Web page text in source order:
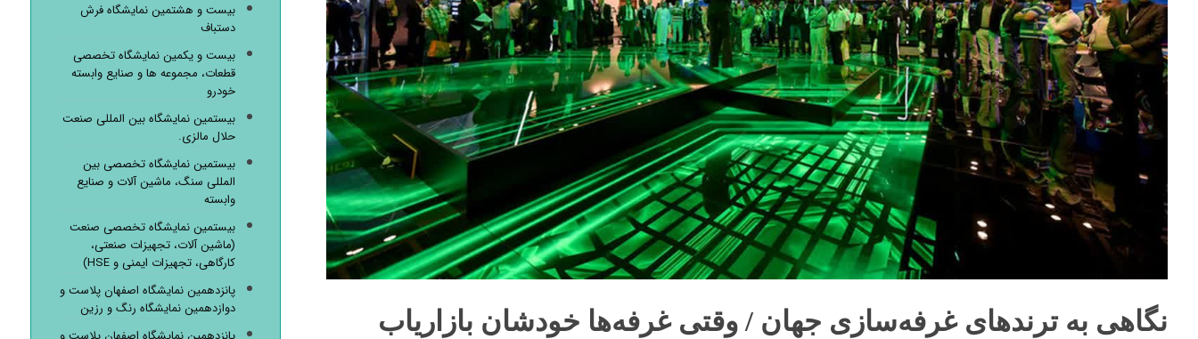
نگاهی به ترندهای غرفه‌سازی جهان / وقتی غرفه‌ها خودشان بازاریاب
بیست و هشتمین نمایشگاه فرش
دستباف
بیست و یکمین نمایشگاه تخصصی
قطعات، مجموعه ها و صنایع وابسته
خودرو
بیستمین نمایشگاه بین المللی صنعت
حلال مالزی.
بیستمین نمایشگاه تخصصی بین
المللی سنگ، ماشین آلات و صنایع
وابسته
بیستمین نمایشگاه تخصصی صنعت
(ماشین آلات، تجهیزات صنعتی،
کارگاهی، تجهیزات ایمنی و HSE)
پانزدهمین نمایشگاه اصفهان پلاست و
دوازدهمین نمایشگاه رنگ و رزین